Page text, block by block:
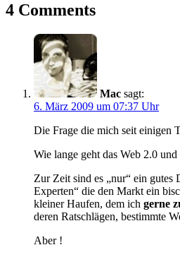
4 Comments
Mac sagt:
6. März 2009 um 07:37 Uhr
Die Frage die mich seit einigen
Wie lange geht das Web 2.0
Zur Zeit sind es „nur“ ein gutes
Experten“ die den Markt ein
kleiner Haufen, dem ich gerne
deren Ratschlägen, bestimmte
Aber !